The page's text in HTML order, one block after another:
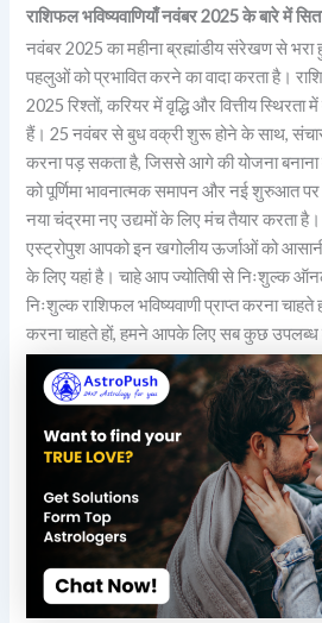
राशिफल भविष्यवाणियाँ नवंबर 2025 के बारे में
नवंबर 2025 का महीना ब्रह्मांडीय संरेखण से
पहलुओं को प्रभावित करने का वादा करता है।
2025 रिश्तों, करियर में वृद्धि और वित्तीय स्थिरता
हैं। 25 नवंबर से बुध वक्री शुरू होने के साथ, संचार
करना पड़ सकता है, जिससे आगे की योजना बनाना
को पूर्णिमा भावनात्मक समापन और नई शुरुआत
नया चंद्रमा नए उद्यमों के लिए मंच तैयार करता है।
एस्ट्रोपुश आपको इन खगोलीय ऊर्जाओं को
के लिए यहां है। चाहे आप ज्योतिषी से निःशुल्क
निःशुल्क राशिफल भविष्यवाणी प्राप्त करना
करना चाहते हों, हमने आपके लिए सब कुछ उपलब्ध